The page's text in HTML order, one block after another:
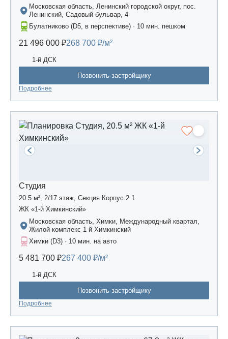
Московская область, Ленинский городской округ, пос.
Ленинский, Садовый бульвар, 4
Булатниково (D5, в перспективе) · 10 мин. пешком
21 496 000 ₽268 700 ₽/м²
1-й ДСК
Позвонить застройщику
Подробнее
Студия
20.5 м², 2/17 этаж, Секция Корпус 2.1
ЖК «1-й Химкинский»
Московская область, Химки, Международный квартал,
Жилой комплекс 1-й Химкинский
Химки (D3) · 10 мин. на авто
5 481 700 ₽267 400 ₽/м²
1-й ДСК
Позвонить застройщику
Подробнее